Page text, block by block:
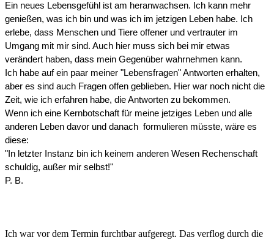
Ein neues Lebensgefühl ist am heranwachsen. Ich kann mehr
genießen, was ich bin und was ich im jetzigen Leben habe. Ich
erlebe, dass Menschen und Tiere offener und vertrauter im
Umgang mit mir sind. Auch hier muss sich bei mir etwas
verändert haben, dass mein Gegenüber wahrnehmen kann.
Ich habe auf ein paar meiner "Lebensfragen" Antworten erhalten,
aber es sind auch Fragen offen geblieben. Hier war noch nicht die
Zeit, wie ich erfahren habe, die Antworten zu bekommen.
Wenn ich eine Kernbotschaft für meine jetziges Leben und alle
anderen Leben davor und danach formulieren müsste, wäre es
diese:
"In letzter Instanz bin ich keinem anderen Wesen Rechenschaft
schuldig, außer mir selbst!"
P. B.
Ich war vor dem Termin furchtbar aufgeregt. Das verflog durch die